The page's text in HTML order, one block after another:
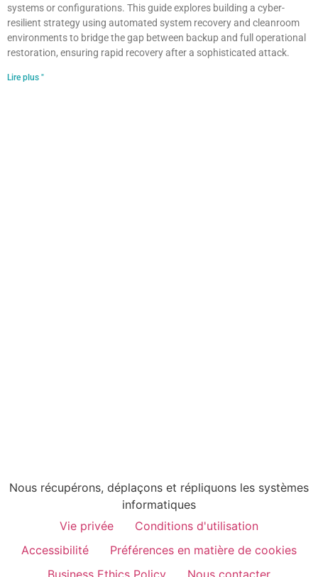
systems or configurations. This guide explores building a cyber-
resilient strategy using automated system recovery and cleanroom
environments to bridge the gap between backup and full operational
restoration, ensuring rapid recovery after a sophisticated attack.
Lire plus "
Nous récupérons, déplaçons et répliquons les systèmes
informatiques
Vie privée
Conditions d'utilisation
Accessibilité
Préférences en matière de cookies
Business Ethics Policy
Nous contacter